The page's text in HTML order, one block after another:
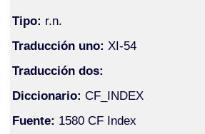
Tipo: r.n.
Traducción uno: XI-54
Traducción dos:
Diccionario: CF_INDEX
Fuente: 1580 CF Index